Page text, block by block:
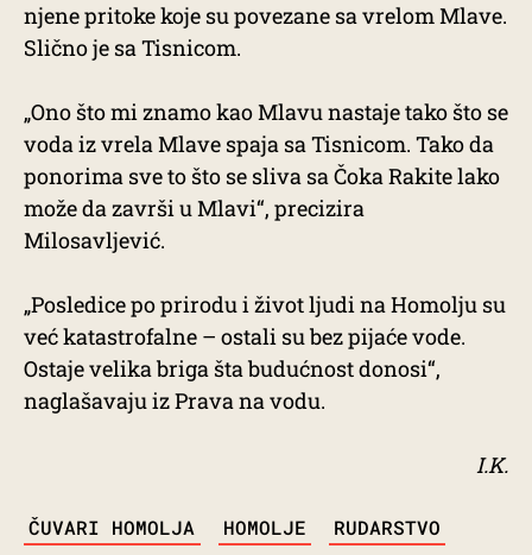
njene pritoke koje su povezane sa vrelom Mlave.
Slično je sa Tisnicom.
„Ono što mi znamo kao Mlavu nastaje tako što se
voda iz vrela Mlave spaja sa Tisnicom. Tako da
ponorima sve to što se sliva sa Čoka Rakite lako
može da završi u Mlavi“, precizira
Milosavljević.
„Posledice po prirodu i život ljudi na Homolju su
već katastrofalne – ostali su bez pijaće vode.
Ostaje velika briga šta budućnost donosi“,
naglašavaju iz Prava na vodu.
I.K.
TAGS
ČUVARI HOMOLJA HOMOLJE RUDARSTVO